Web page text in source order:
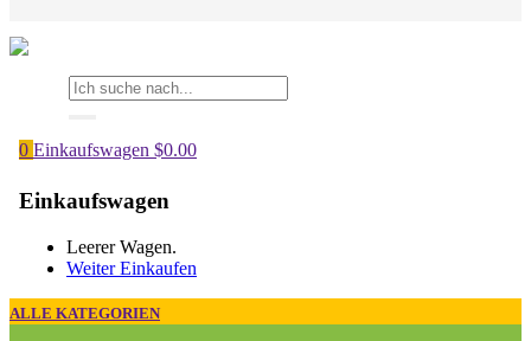
0 Einkaufswagen $0.00
Einkaufswagen
Leerer Wagen.
Weiter Einkaufen
ALLE KATEGORIEN